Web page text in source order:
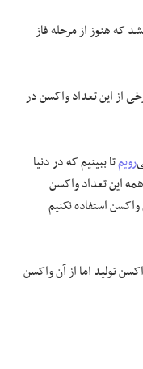
که هنوز از مرحلهفاز
از این تعداد واکسن در
رویمتا ببینیم که در دنیا
این تعداد واکسن
واکسن استفاده نکنیم
تولید امااز آن واکسن